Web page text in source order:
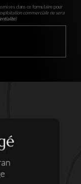
dans ce formulaire pour
commerciale ne sera
)